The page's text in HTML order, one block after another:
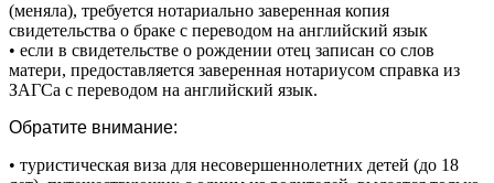
(меняла), требуется нотариально заверенная копия
свидетельства о браке с переводом на английский язык
• если в свидетельстве о рождении отец записан со слов
матери, предоставляется заверенная нотариусом справка из
ЗАГСа с переводом на английский язык.
Обратите внимание:
• туристическая виза для несовершеннолетних детей (до 18